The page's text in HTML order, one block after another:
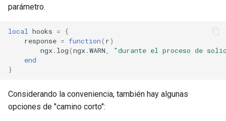
security-headers
security
selective-cache-purge
set-misc
parámetro.
local hooks =
{
response = function( r)
ngx. log(ngx.WARN
"durante el proceso de
end
}
Considerando la conveniencia, también hay algunas
opciones de "camino corto":